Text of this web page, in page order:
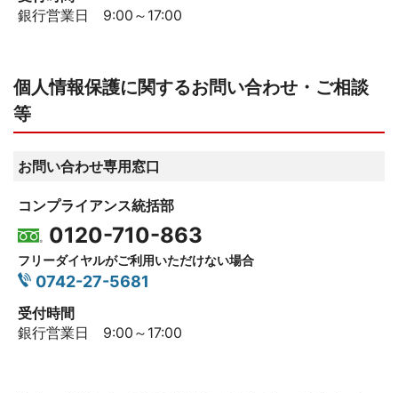
銀行営業日 9:00～17:00
個人情報保護に関するお問い合わせ・ご相談
等
お問い合わせ専用窓口
コンプライアンス統括部
0120-710-863
フリーダイヤルがご利用いただけない場合
0742-27-5681
受付時間
銀行営業日 9:00～17:00